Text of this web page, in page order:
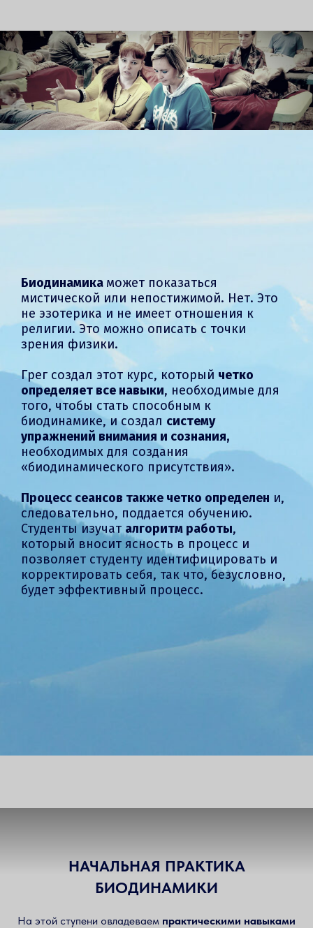
Биодинамика может показаться
мистической или непостижимой. Нет. Это
не эзотерика и не имеет отношения к
религии. Это можно описать с точки
зрения физики.
Грег создал этот курс, который четко
определяет все навыки, необходимые для
того, чтобы стать способным к
биодинамике, и создал систему
упражнений внимания и сознания,
необходимых для создания
«биодинамического присутствия».
Процесс сеансов также четко определен и,
следовательно, поддается обучению.
Студенты изучат алгоритм работы,
который вносит ясность в процесс и
позволяет студенту идентифицировать и
корректировать себя, так что, безусловно,
будет эффективный процесс.
НАЧАЛЬНАЯ ПРАКТИКА
БИОДИНАМИКИ
На этой ступени овладеваем практическими навыками